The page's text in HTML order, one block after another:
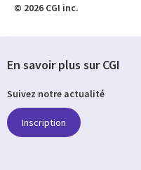
© 2026 CGI inc.
En savoir plus sur CGI
Suivez notre actualité
Inscription